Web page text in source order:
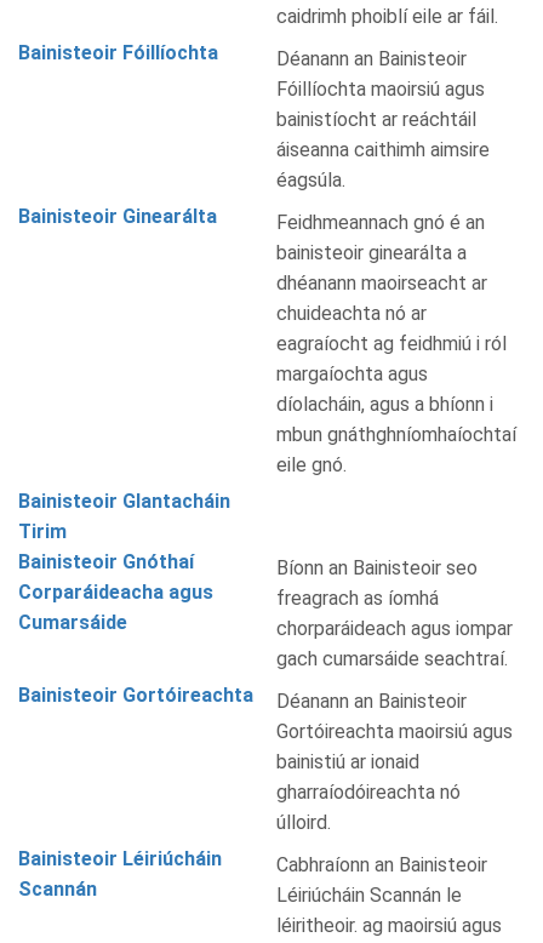
caidrimh phoiblí eile ar fáil.
Bainisteoir Fóillíochta
Déanann an Bainisteoir
Fóillíochta maoirsiú agus
bainistíocht ar reáchtáil
áiseanna caithimh aimsire
éagsúla.
Bainisteoir Ginearálta
Feidhmeannach gnó é an
bainisteoir ginearálta a
dhéanann maoirseacht ar
chuideachta nó ar
eagraíocht ag feidhmiú i ról
margaíochta agus
díolacháin, agus a bhíonn i
mbun gnáthghníomhaíochtaí
eile gnó.
Bainisteoir Glantacháin
Tirim
Bainisteoir Gnóthaí
Corparáideacha agus
Cumarsáide
Bíonn an Bainisteoir seo
freagrach as íomhá
chorparáideach agus iompar
gach cumarsáide seachtraí.
Bainisteoir Gortóireachta
Déanann an Bainisteoir
Gortóireachta maoirsiú agus
bainistiú ar ionaid
gharraíodóireachta nó
úlloird.
Bainisteoir Léiriúcháin
Scannán
Cabhraíonn an Bainisteoir
Léiriúcháin Scannán le
léiritheoir. ag maoirsiú agus